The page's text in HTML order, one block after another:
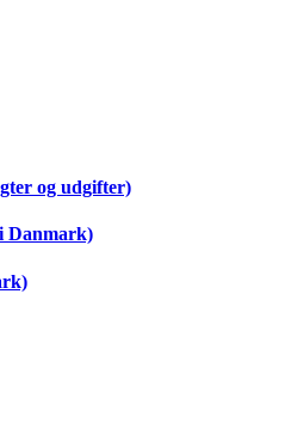
og udgifter)
Danmark)